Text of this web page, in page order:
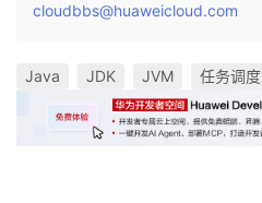
cloudbbs@huaweicloud.com
Java JDK JVM 任务调度